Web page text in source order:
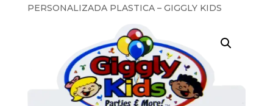
PERSONALIZADA PLASTICA – GIGGLY KIDS